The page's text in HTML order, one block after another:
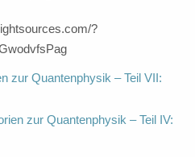
?
zur Quantenphysik – Teil VII:
zur Quantenphysik – Teil IV: